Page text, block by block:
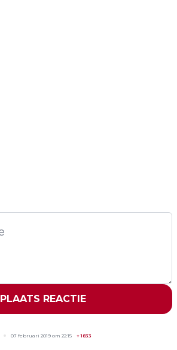
PLAATS REACTIE
07 februari 2019 om 22:15 +1833